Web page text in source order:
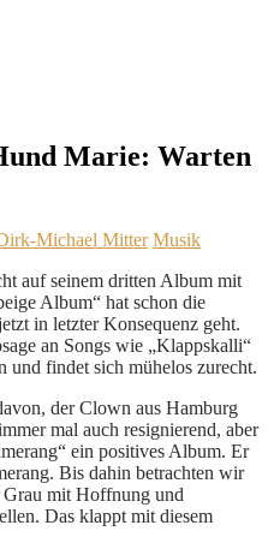
Marie: Warten
Michael Mitter Musik
auf seinem dritten Album mit
Album“ hat schon die
in letzter Konsequenz geht.
an Songs wie „Klappskalli“
und findet sich mühelos zurecht.
der Clown aus Hamburg
mal auch resignierend, aber
ein positives Album. Er
Bis dahin betrachten wir
Grau mit Hoffnung und
Das klappt mit diesem